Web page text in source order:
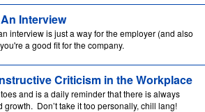
Interview
interview is just a way for the employer (and also
a good fit for the company.
Criticism in the Workplace
and is a daily reminder that there is always
growth. Don’t take it too personally, chill lang!